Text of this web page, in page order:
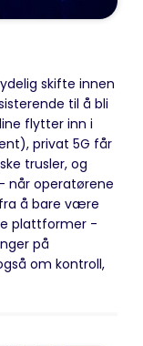
skifte innen
til å bli
flytter inn i
privat 5G får
trusler, og
når operatørene
å bare være
plattformer -
på
om kontroll,